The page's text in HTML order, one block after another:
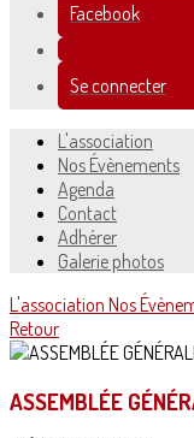
Facebook
Se connecter
L'association
Nos Évènements
Agenda
Contact
Adhérer
Galerie photos
L'association Nos
Retour
ASSEMBLÉE